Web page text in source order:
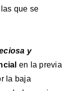
que se
y
en la previa
la baja